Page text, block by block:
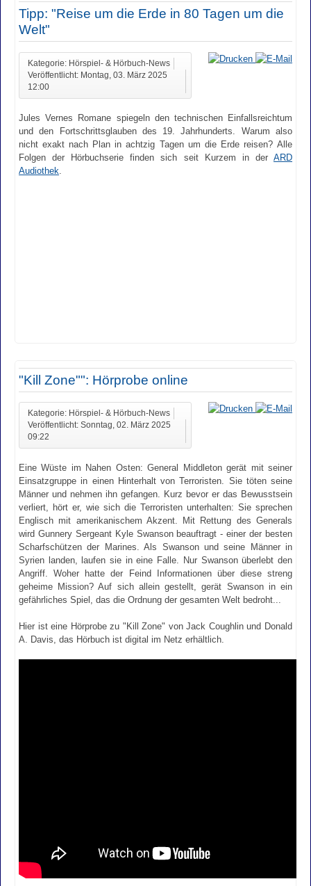
Tipp: "Reise um die Erde in 80 Tagen um die
Welt"
Kategorie: Hörspiel- & Hörbuch-News
Veröffentlicht: Montag, 03. März 2025
12:00
Jules Vernes Romane spiegeln den technischen Einfallsreichtum
und den Fortschrittsglauben des 19. Jahrhunderts. Warum also
nicht exakt nach Plan in achtzig Tagen um die Erde reisen? Alle
Folgen der Hörbuchserie finden sich seit Kurzem in der ARD
Audiothek
"Kill Zone"": Hörprobe online
Kategorie: Hörspiel- & Hörbuch-News
Veröffentlicht: Sonntag, 02. März 2025
09:22
Eine Wüste im Nahen Osten: General Middleton gerät mit seiner
Einsatzgruppe in einen Hinterhalt von Terroristen. Sie töten seine
Männer und nehmen ihn gefangen. Kurz bevor er das Bewusstsein
verliert, hört er, wie sich die Terroristen unterhalten: Sie sprechen
Englisch mit amerikanischem Akzent. Mit Rettung des Generals
wird Gunnery Sergeant Kyle Swanson beauftragt - einer der besten
Scharfschützen der Marines. Als Swanson und seine Männer in
Syrien landen, laufen sie in eine Falle. Nur Swanson überlebt den
Angriff. Woher hatte der Feind Informationen über diese streng
geheime Mission? Auf sich allein gestellt, gerät Swanson in ein
gefährliches Spiel, das die Ordnung der gesamten Welt bedroht...
Hier ist eine Hörprobe zu "Kill Zone" von Jack Coughlin und Donald
A. Davis, das Hörbuch ist digital im Netz erhältlich.